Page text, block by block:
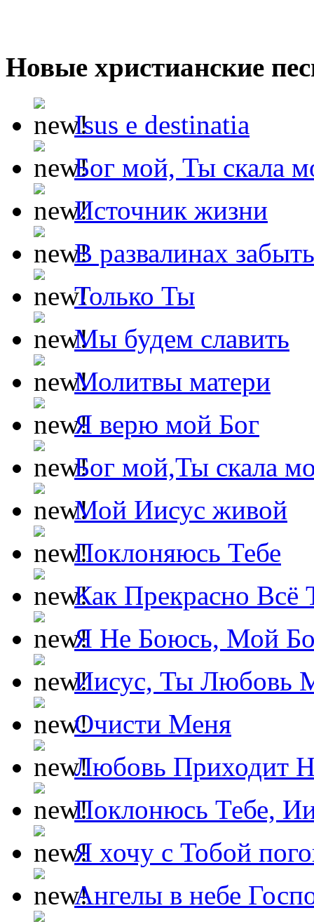
Новые христианские
Isus e destinatia
Бог мой, Ты скала
Источник жизни
В развалинах
Только Ты
Мы будем славить
Молитвы матери
Я верю мой Бог
Бог мой,Ты скала
Мой Иисус живой
Поклоняюсь Тебе
Как Прекрасно Всё
Я Не Боюсь, Мой
Иисус, Ты Любовь
Очисти Меня
Любовь Приходит
Поклонюсь Тебе,
Я хочу с Тобой
Ангелы в небе